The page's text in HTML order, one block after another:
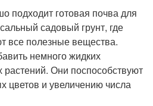
подходит готовая почва для
садовый грунт, где
все полезные вещества.
немного жидких
Они поспособствуют
и увеличению числа